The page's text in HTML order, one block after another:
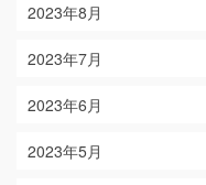
2023年8月
2023年7月
2023年6月
2023年5月